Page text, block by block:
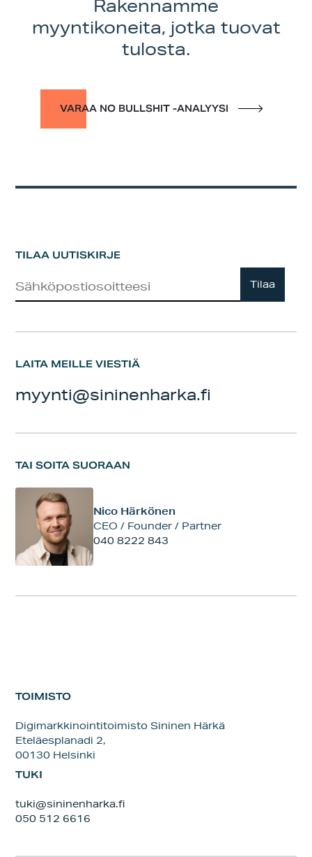
Rakennamme
myyntikoneita, jotka tuovat
tulosta.
VARAA NO BULLSHIT -ANALYYSI
TILAA UUTISKIRJE
Tilaa
LAITA MEILLE VIESTIÄ
myynti@sininenharka.fi
TAI SOITA SUORAAN
Nico Härkönen
CEO / Founder / Partner
040 8222 843
TOIMISTO
Digimarkkinointitoimisto Sininen Härkä
Eteläesplanadi 2,
00130 Helsinki
TUKI
tuki@sininenharka.fi
050 512 6616